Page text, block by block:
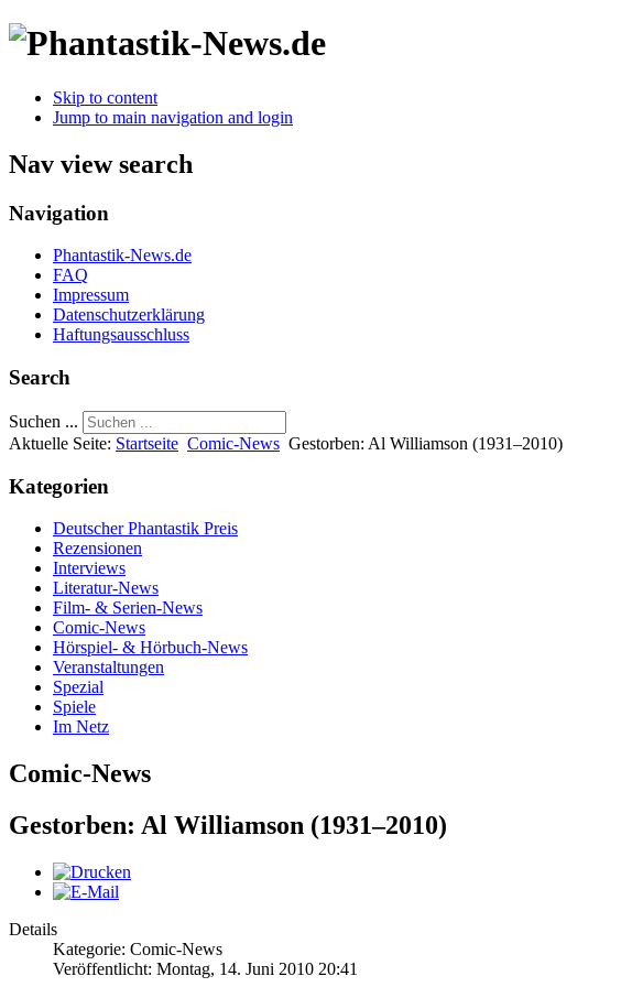
Skip to content
Jump to main navigation and login
Nav view search
Navigation
Phantastik-News.de
FAQ
Impressum
Datenschutzerklärung
Haftungsausschluss
Search
Suchen ...
Aktuelle Seite: Startseite Comic-News Gestorben: Al Williamson (1931–2010)
Kategorien
Deutscher Phantastik Preis
Rezensionen
Interviews
Literatur-News
Film- & Serien-News
Comic-News
Hörspiel- & Hörbuch-News
Veranstaltungen
Spezial
Spiele
Im Netz
Comic-News
Gestorben: Al Williamson (1931–2010)
Details
Kategorie: Comic-News
Veröffentlicht: Montag, 14. Juni 2010 20:41